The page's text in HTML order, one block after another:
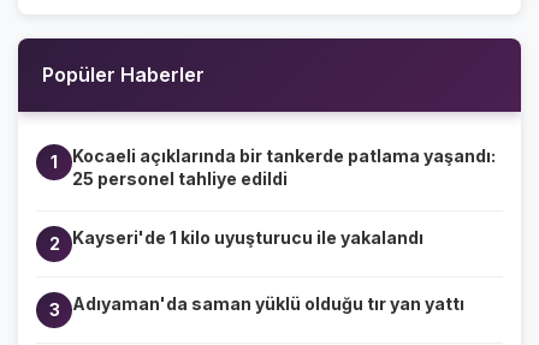
Popüler Haberler
1
Kocaeli açıklarında bir tankerde patlama yaşandı:
25 personel tahliye edildi
2 Kayseri'de 1 kilo uyuşturucu ile yakalandı
3 Adıyaman'da saman yüklü olduğu tır yan yattı